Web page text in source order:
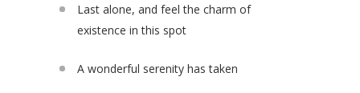
Last alone, and feel the charm of
existence in this spot
A wonderful serenity has taken